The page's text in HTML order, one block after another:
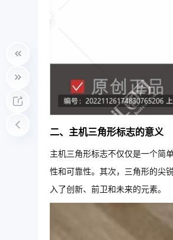
二、主机三角形标志的意义
主机三角形标志不仅仅是一个简
性和可靠性。其次，三角形的尖
入了创新、前卫和未来的元素。